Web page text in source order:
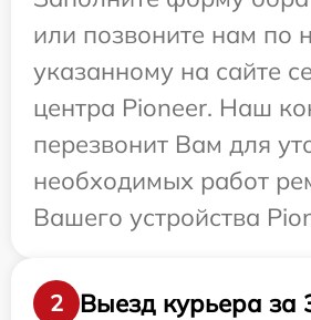
или позвоните нам по
указанному на сайте
центра Pioneer. Наш
перезвонит Вам для
необходимых работ
Вашего устройства
2
Выезд курьера за